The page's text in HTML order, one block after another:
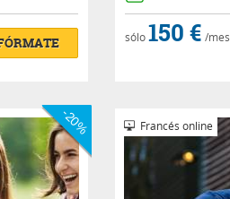
sólo150 € /mes
-20% Francés online